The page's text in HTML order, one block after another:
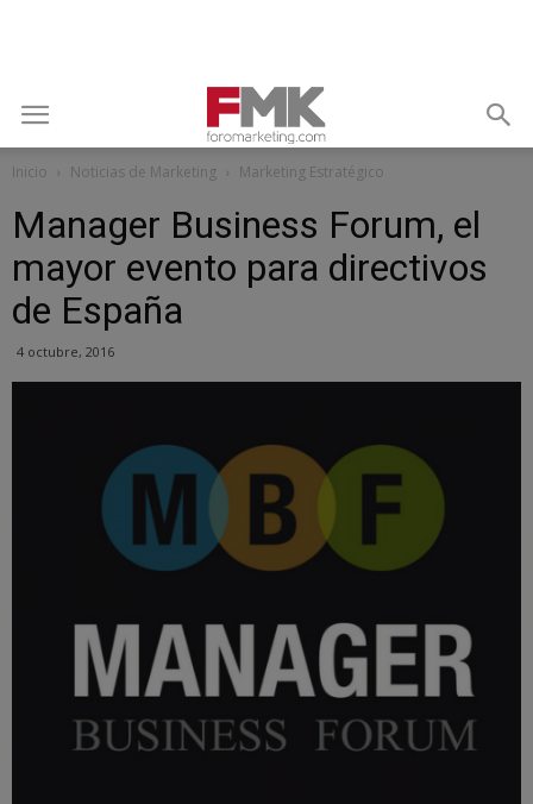
Inicio Noticias de Marketing Marketing Estratégico
Manager Business Forum, el
mayor evento para directivos
de España
4 octubre, 2016